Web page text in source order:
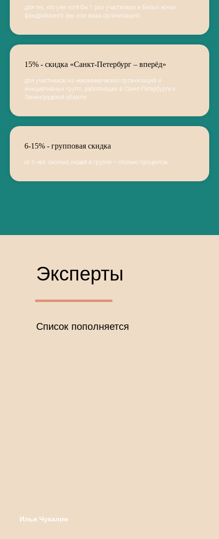
для тех, кто уже хотя бы 1 раз участвовал в Белых ночах
фандрайзинга (вы или ваша организация)
15% - скидка «Санкт-Петербург – вперёд»
для участников из некоммерческих организаций и
инициативных групп, работающих в Санкт-Петербурге и
Ленинградской области
6-15% - групповая скидка
от 6 чел: сколько людей в группе – столько процентов
Эксперты
Список пополняется
Илья Чукалин